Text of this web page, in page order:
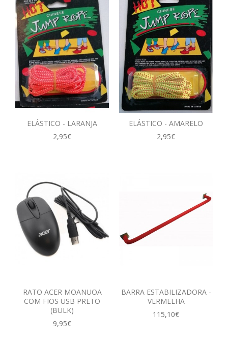
ELÁSTICO - LARANJA
2,95€
ELÁSTICO - AMARELO
2,95€
RATO ACER MOANUOA
COM FIOS USB PRETO
(BULK)
9,95€
BARRA ESTABILIZADORA -
VERMELHA
115,10€